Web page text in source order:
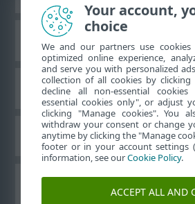
ESET
Forum ESET
Supporto
Your account,
choice
We and our partners use
optimized online experience,
and serve you with personalized
collection of all cookies by clicking
decline all non-essential
essential cookies only", or adjust
clicking "Manage cookies". You
withdraw your consent or change
anytime by clicking the "Manage
footer or in your account settings
information, see ourCookie Policy.
ACCEPT ALL AND